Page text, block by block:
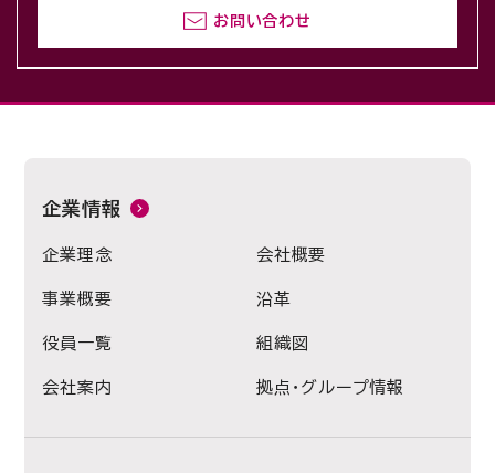
お問い合わせ
企業情報
企業理念 会社概要
事業概要 沿革
役員一覧 組織図
会社案内 拠点・グループ情報